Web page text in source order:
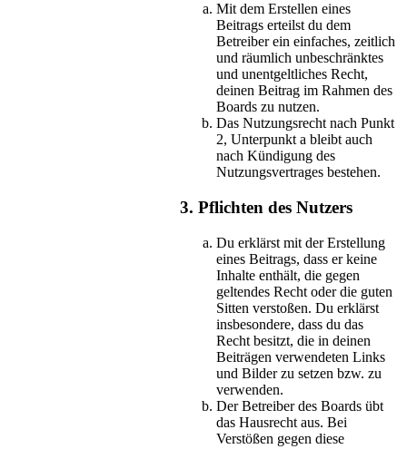
Mit dem Erstellen eines
Beitrags erteilst du dem
Betreiber ein einfaches, zeitlich
und räumlich unbeschränktes
und unentgeltliches Recht,
deinen Beitrag im Rahmen des
Boards zu nutzen.
Das Nutzungsrecht nach Punkt
2, Unterpunkt a bleibt auch
nach Kündigung des
Nutzungsvertrages bestehen.
3. Pflichten des Nutzers
Du erklärst mit der Erstellung
eines Beitrags, dass er keine
Inhalte enthält, die gegen
geltendes Recht oder die guten
Sitten verstoßen. Du erklärst
insbesondere, dass du das
Recht besitzt, die in deinen
Beiträgen verwendeten Links
und Bilder zu setzen bzw. zu
verwenden.
Der Betreiber des Boards übt
das Hausrecht aus. Bei
Verstößen gegen diese